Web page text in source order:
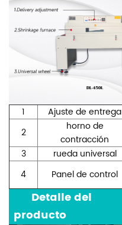
1 Ajuste de entrega
2
horno de
contracción
3
rueda universal
4
Panel de control
Detalle del
producto